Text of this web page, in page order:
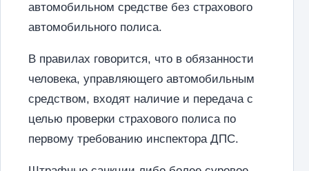
автомобильном средстве без страхового
автомобильного полиса.
В правилах говорится, что в обязанности
человека, управляющего автомобильным
средством, входят наличие и передача с
целью проверки страхового полиса по
первому требованию инспектора ДПС.